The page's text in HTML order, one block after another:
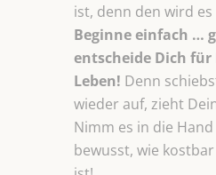
ist, denn den wird
Beginne einfach …
entscheide Dich für
Leben! Denn
wieder auf, zieht
Nimm es in die
bewusst, wie